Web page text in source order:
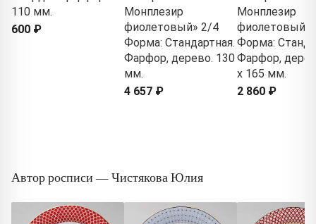
110 мм.
600 ₽
Монплезир
фиолетовый» 2/4
Форма: Стандартная.
Фарфор, дерево. 130
мм.
4 657 ₽
Монплезир
фиолетовый»
Форма:
Фарфор,
x 165 мм.
2 860 ₽
Автор росписи — Чистякова Юлия